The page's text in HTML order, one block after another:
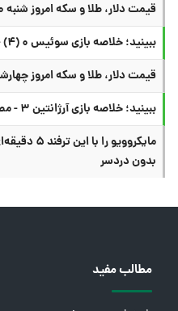
قیمت دلار، طلا و سکه امروز شنبه ۲۰ تیر
ببینید؛ خلاصه بازی سوئیس ۰ (۴) - کلمبیا ۰ (۳) در جام جهانی
قیمت دلار، طلا و سکه امروز چهارشنبه ۱۷ تیر
ببینید؛ خلاصه بازی آرژانتین ۳ - مصر ۲ در جام جهانی
مایکروویو
بدون دردسر
مطالب مفید